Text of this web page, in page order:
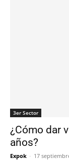
3er Sector
¿Cómo dar
años?
Expok - 17